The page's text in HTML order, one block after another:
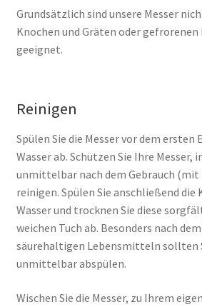
Grundsätzlich sind unsere Messer
Knochen und Gräten oder
geeignet.
Reinigen
Spülen Sie die Messer vor dem
Wasser ab. Schützen Sie Ihre Messer,
unmittelbar nach dem Gebrauch
reinigen. Spülen Sie anschließend
Wasser und trocknen Sie diese
weichen Tuch ab. Besonders nach
säurehaltigen Lebensmitteln sollten
unmittelbar abspülen.
Wischen Sie die Messer, zu Ihrem